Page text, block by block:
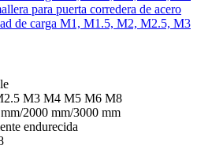
M3 M4 M5 M6 M8
2000 mm/3000 mm
endurecida